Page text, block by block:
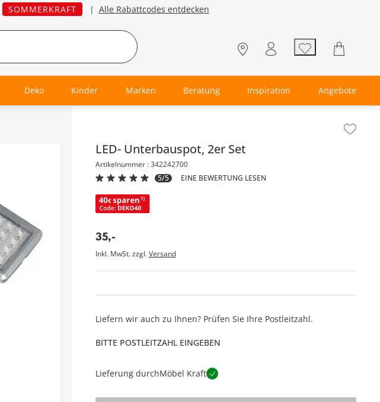
SOMMERKRAFT | Alle Rabattcodes entdecken
Deko Kinder Marken Beratung Inspiration Angebote
LED- Unterbauspot, 2er Set
Artikelnummer : 342242700
5/5
EINE BEWERTUNG LESEN
35,-
Inkl. MwSt. zzgl.Versand
Liefern wir auch zu Ihnen? Prüfen Sie Ihre Postleitzahl.
BITTE POSTLEITZAHL EINGEBEN
Lieferung durchMöbel Kraft